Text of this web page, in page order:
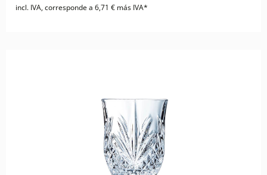
incl. IVA, corresponde a 6,71 € más IVA*